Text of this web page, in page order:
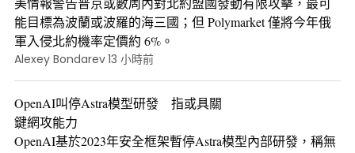
能目標為波蘭或波羅的海三國；但 Polymarket 僅將今年俄
軍入侵北約機率定價約 6%。
Alexey Bondarev13 小時前
OpenAI叫停Astra模型研發 指或具關
鍵網攻能力
OpenAI基於2023年安全框架暫停Astra模型內部研發，稱無